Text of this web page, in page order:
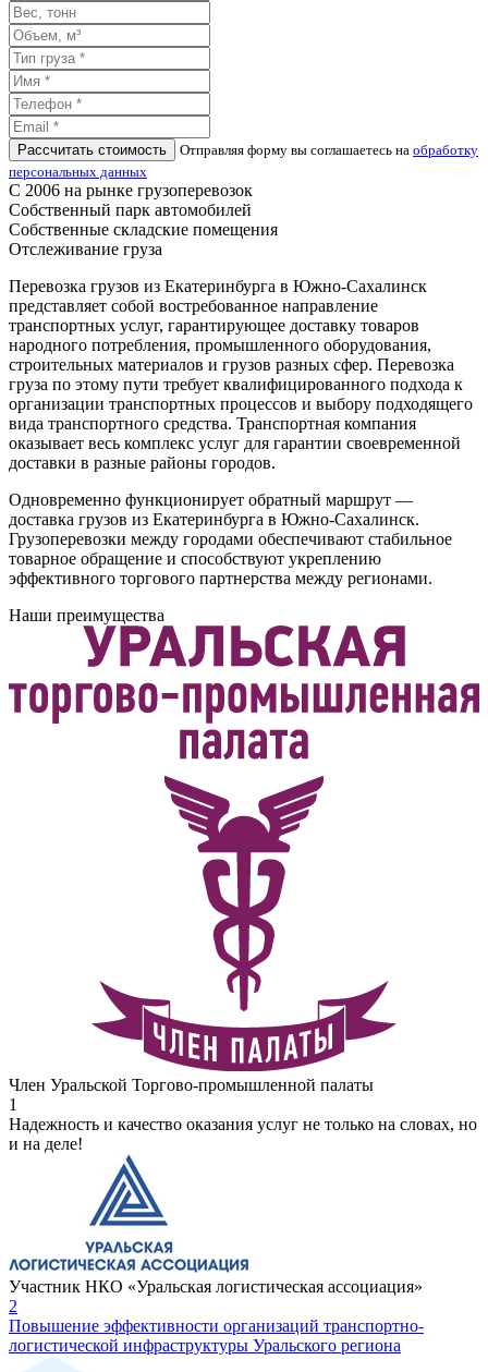
Рассчитать стоимость Отправляя форму вы соглашаетесь на обработку
персональных данных
С 2006 на рынке грузоперевозок
Собственный парк автомобилей
Собственные складские помещения
Отслеживание груза
Перевозка грузов из Екатеринбурга в Южно-Сахалинск
представляет собой востребованное направление
транспортных услуг, гарантирующее доставку товаров
народного потребления, промышленного оборудования,
строительных материалов и грузов разных сфер. Перевозка
груза по этому пути требует квалифицированного подхода к
организации транспортных процессов и выбору подходящего
вида транспортного средства. Транспортная компания
оказывает весь комплекс услуг для гарантии своевременной
доставки в разные районы городов.
Одновременно функционирует обратный маршрут —
доставка грузов из Екатеринбурга в Южно-Сахалинск.
Грузоперевозки между городами обеспечивают стабильное
товарное обращение и способствуют укреплению
эффективного торгового партнерства между регионами.
Наши преимущества
Член Уральской Торгово-промышленной палаты
1
Надежность и качество оказания услуг не только на словах, но
и на деле!
Участник НКО «Уральская логистическая ассоциация»
2
Повышение эффективности организаций транспортно-
логистической инфраструктуры Уральского региона